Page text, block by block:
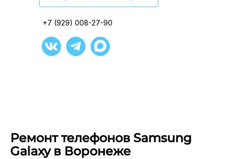
+7 (929) 008-27-90
+7 (929) 008-27-90
+7 (929) 008-27-90
+7 (929) 008-27-90
+7 (929) 008-27-90
Ремонт телефонов Samsung
Galaxy в Воронеже